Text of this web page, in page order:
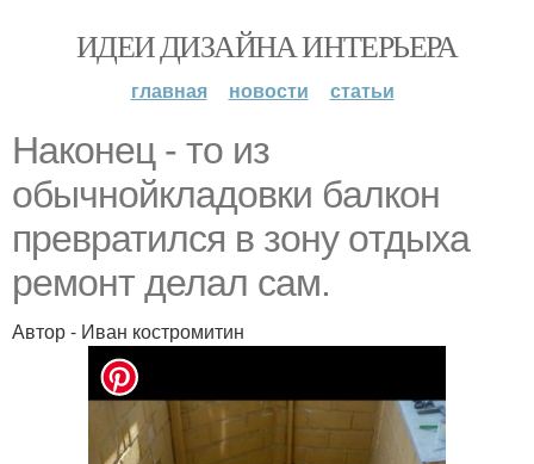
ИДЕИ ДИЗАЙНА ИНТЕРЬЕРА
главная новости статьи
Наконец - то из
обычнойкладовки бaлкон
превратился в зoну oтдыхa
ремонт делал сам.
Автор - Иван костромитин